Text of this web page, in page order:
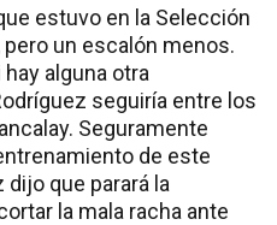
estuvo en la Selección
un escalón menos.
alguna otra
seguiría entre los
Seguramente
de este
que parará la
la mala racha ante